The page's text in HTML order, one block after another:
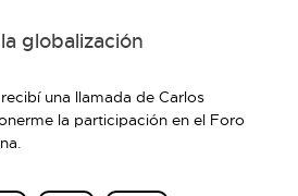
globalización
una llamada de Carlos
la participación en el Foro